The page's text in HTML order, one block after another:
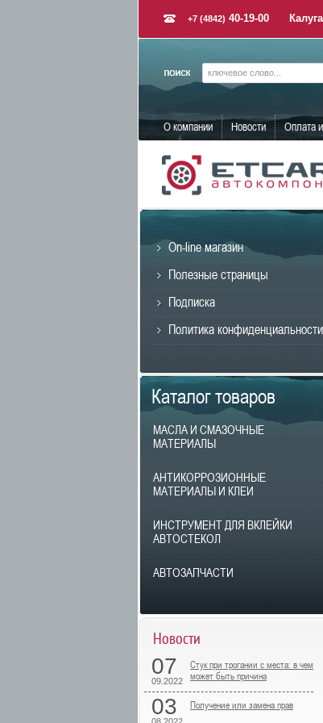
+7 (4842) 40-19-00 Калуга
О компании Новости Оплата
On-line магазин
Полезные страницы
Подписка
Политика конфиденциальности
Каталог товаров
МАСЛА И СМАЗОЧНЫЕ
МАТЕРИАЛЫ
АНТИКОРРОЗИОННЫЕ
МАТЕРИАЛЫ И КЛЕИ
ИНСТРУМЕНТ ДЛЯ ВКЛЕЙКИ
АВТОСТЕКОЛ
АВТОЗАПЧАСТИ
Новости
07
09.2022
Стук при трогании с места: в чем
может быть причина
03 Получение или замена прав